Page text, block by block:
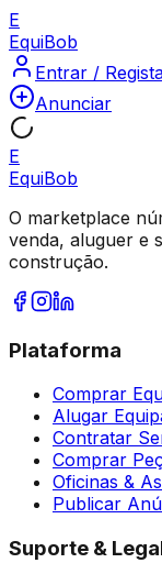
E
EquiBob
Entrar /
Anunciar
E
EquiBob
O marketplace
venda, aluguer e
construção.
Plataforma
Comprar
Alugar
Contratar
Comprar
Oficinas &
Publicar
Suporte &